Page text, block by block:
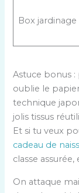
Box jardinage
Astuce bonus
oublie le
technique
jolis tissus
Et si tu veux
cadeau de
classe
On attaque